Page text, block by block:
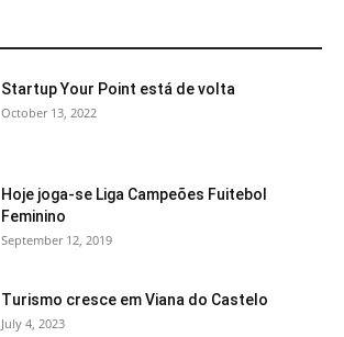
Startup Your Point está de volta
October 13, 2022
Hoje joga-se Liga Campeões Fuitebol
Feminino
September 12, 2019
Turismo cresce em Viana do Castelo
July 4, 2023